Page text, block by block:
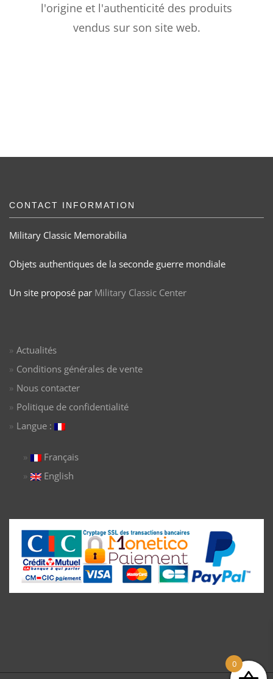
l'origine et l'authenticité des produits
vendus sur son site web.
CONTACT INFORMATION
Military Classic Memorabilia
Objets authentiques de la seconde guerre mondiale
Un site proposé par Military Classic Center
Actualités
Conditions générales de vente
Nous contacter
Politique de confidentialité
Langue :
Français
English
0